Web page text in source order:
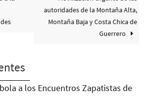
autoridades de la Montaña Alta,
Montaña Baja y Costa Chica de
Guerrero
a los Encuentros Zapatistas de